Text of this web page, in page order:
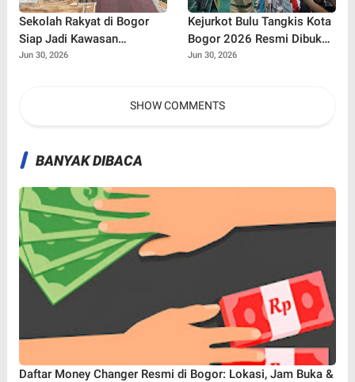
Sekolah Rakyat di Bogor
Siap Jadi Kawasan
Pendidikan Modern, Target
Jun 30, 2026
Kejurkot Bulu Tangkis Kota
Bogor 2026 Resmi Dibuka,
316 Atlet Muda Berebut
Jun 30, 2026
SHOW COMMENTS
BANYAK DIBACA
Daftar Money Changer Resmi di Bogor: Lokasi, Jam Buka &